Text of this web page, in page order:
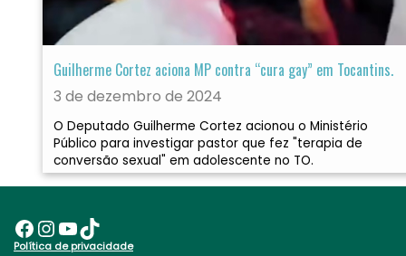
Guilherme Cortez aciona MP contra “cura gay” em Tocantins.
3 de dezembro de 2024
O Deputado Guilherme Cortez acionou o Ministério
Público para investigar pastor que fez "terapia de
conversão sexual" em adolescente no TO.
Facebook InstagramYoutube TikTok
Política de privacidade